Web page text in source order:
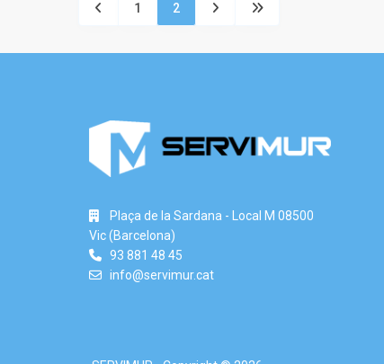
1 2
Plaça de la Sardana - Local M 08500
Vic (Barcelona)
93 881 48 45
info@servimur.cat